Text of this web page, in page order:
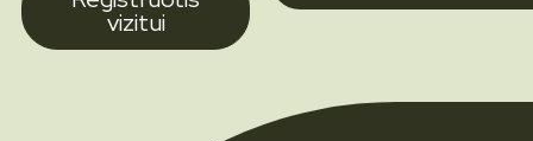
vizitui